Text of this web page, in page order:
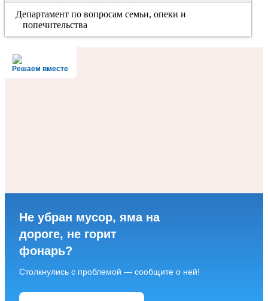
Департамент по вопросам семьи, опеки и
попечительства
Решаем вместе
Не убран мусор, яма на
дороге, не горит
фонарь?
Столкнулись с проблемой — сообщите о ней!